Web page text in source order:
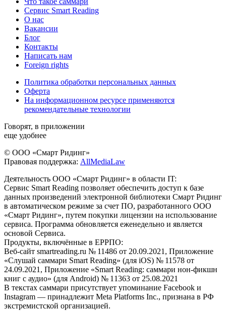
Сервис Smart Reading
О нас
Вакансии
Блог
Контакты
Написать нам
Foreign rights
Политика обработки персональных данных
Оферта
На информационном ресурсе применяются
рекомендательные технологии
Говорят, в приложении
еще удобнее
© ООО «Смарт Ридинг»
Правовая поддержка: AllMediaLaw
Деятельность ООО «Смарт Ридинг» в области IT:
Сервис Smart Reading позволяет обеспечить доступ к базе
данных произведений электронной библиотеки Смарт Ридинг
в автоматическом режиме за счет ПО, разработанного ООО
«Смарт Ридинг», путем покупки лицензии на использование
сервиса. Программа обновляется еженедельно и является
основой Сервиса.
Продукты, включённые в ЕРРПО:
Веб-сайт smartreading.ru № 11486 от 20.09.2021, Приложение
«Слушай саммари Smart Reading» (для iOS) № 11578 от
24.09.2021, Приложение «Smart Reading: саммари нон-фикшн
книг с аудио» (для Android) № 11363 от 25.08.2021
В текстах саммари присутствует упоминание Facebook и
Instagram — принадлежит Meta Platforms Inc., признана в РФ
экстремистской организацией.